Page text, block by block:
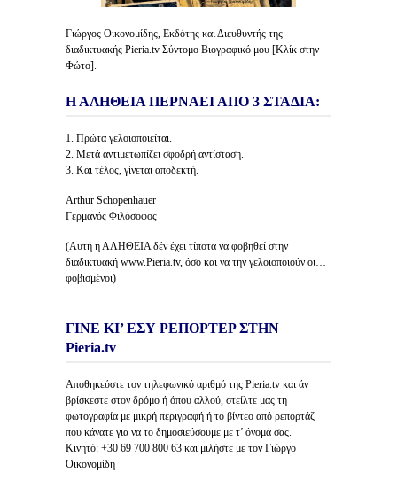
Γιώργος Οικονομίδης, Εκδότης και Διευθυντής της
διαδικτυακής Pieria.tv Σύντομο Βιογραφικό μου [Κλίκ στην
Φώτο].
Η ΑΛΗΘΕΙΑ ΠΕΡΝΑΕΙ ΑΠΟ 3 ΣΤΑΔΙΑ:
1. Πρώτα γελοιοποιείται.
2. Μετά αντιμετωπίζει σφοδρή αντίσταση.
3. Και τέλος, γίνεται αποδεκτή.
Arthur Schopenhauer
Γερμανός Φιλόσοφος
(Αυτή η ΑΛΗΘΕΙΑ δέν έχει τίποτα να φοβηθεί στην
διαδικτυακή www.Pieria.tv, όσο και να την γελοιοποιούν οι…
φοβισμένοι)
ΓΙΝΕ ΚΙ’ ΕΣΥ ΡΕΠΟΡΤΕΡ ΣΤΗΝ
Pieria.tv
Αποθηκεύστε τον τηλεφωνικό αριθμό της Pieria.tv και άν
βρίσκεστε στον δρόμο ή όπου αλλού, στείλτε μας τη
φωτογραφία με μικρή περιγραφή ή το βίντεο από ρεπορτάζ
που κάνατε για να το δημοσιεύσουμε με τ’ όνομά σας.
Κινητό: +30 69 700 800 63 και μιλήστε με τον Γιώργο
Οικονομίδη